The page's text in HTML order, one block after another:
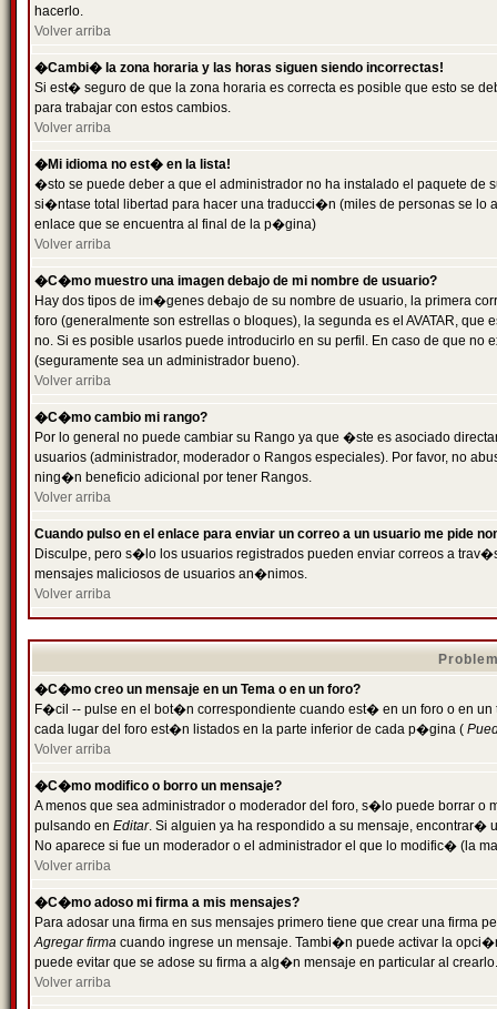
hacerlo.
Volver arriba
�Cambi� la zona horaria y las horas siguen siendo incorrectas!
Si est� seguro de que la zona horaria es correcta es posible que esto se
para trabajar con estos cambios.
Volver arriba
�Mi idioma no est� en la lista!
�sto se puede deber a que el administrador no ha instalado el paquete
si�ntase total libertad para hacer una traducci�n (miles de personas se
enlace que se encuentra al final de la p�gina)
Volver arriba
�C�mo muestro una imagen debajo de mi nombre de usuario?
Hay dos tipos de im�genes debajo de su nombre de usuario, la primera
foro (generalmente son estrellas o bloques), la segunda es el AVATAR,
no. Si es posible usarlos puede introducirlo en su perfil. En caso de que
(seguramente sea un administrador bueno).
Volver arriba
�C�mo cambio mi rango?
Por lo general no puede cambiar su Rango ya que �ste es asociado
usuarios (administrador, moderador o Rangos especiales). Por favor, no
ning�n beneficio adicional por tener Rangos.
Volver arriba
Cuando pulso en el enlace para enviar un correo a un usuario me pide
Disculpe, pero s�lo los usuarios registrados pueden enviar correos a
mensajes maliciosos de usuarios an�nimos.
Volver arriba
�C�mo creo un mensaje en un Tema o en un foro?
F�cil -- pulse en el bot�n correspondiente cuando est� en un foro o en
cada lugar del foro est�n listados en la parte inferior de cada p�gina (
Volver arriba
�C�mo modifico o borro un mensaje?
A menos que sea administrador o moderador del foro, s�lo puede borrar o
pulsando en Editar. Si alguien ya ha respondido a su mensaje, encontrar�
No aparece si fue un moderador o el administrador el que lo modific� (la
Volver arriba
�C�mo adoso mi firma a mis mensajes?
Para adosar una firma en sus mensajes primero tiene que crear una firma
Agregar firma cuando ingrese un mensaje. Tambi�n puede activar la
puede evitar que se adose su firma a alg�n mensaje en particular al crearlo.
Volver arriba